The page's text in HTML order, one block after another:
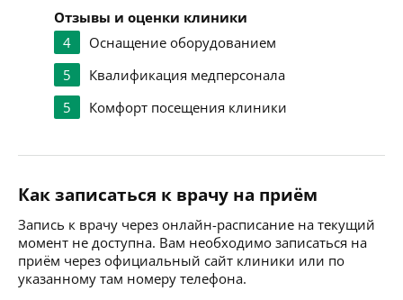
Отзывы и оценки клиники
4
Оснащение оборудованием
5
Квалификация медперсонала
5
Комфорт посещения клиники
Как записаться к врачу на приём
Запись к врачу через онлайн-расписание на текущий
момент не доступна. Вам необходимо записаться на
приём через официальный сайт клиники или по
указанному там номеру телефона.